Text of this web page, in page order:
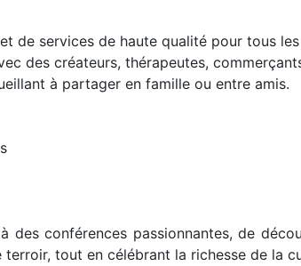
de services de haute qualité pour tous
des créateurs, thérapeutes,
à partager en famille ou entre amis.
des conférences passionnantes, de
tout en célébrant la richesse de la